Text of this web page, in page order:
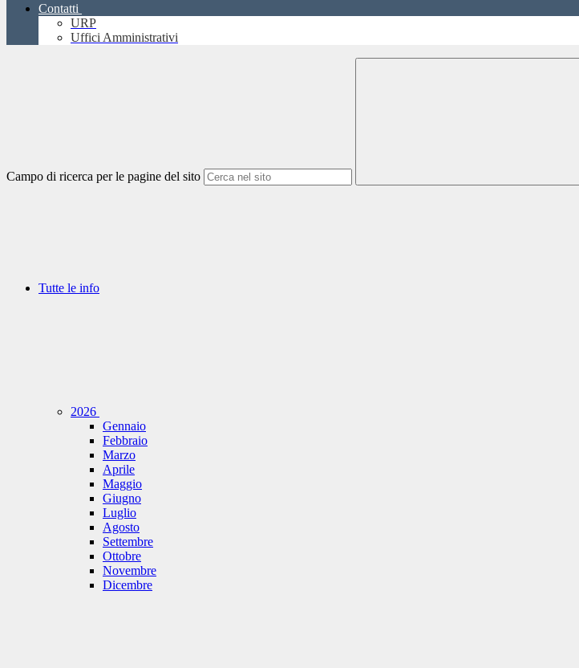
Contatti
URP
Uffici Amministrativi
Campo di ricerca per le pagine del sito
Tutte le info
2026
Gennaio
Febbraio
Marzo
Aprile
Maggio
Giugno
Luglio
Agosto
Settembre
Ottobre
Novembre
Dicembre